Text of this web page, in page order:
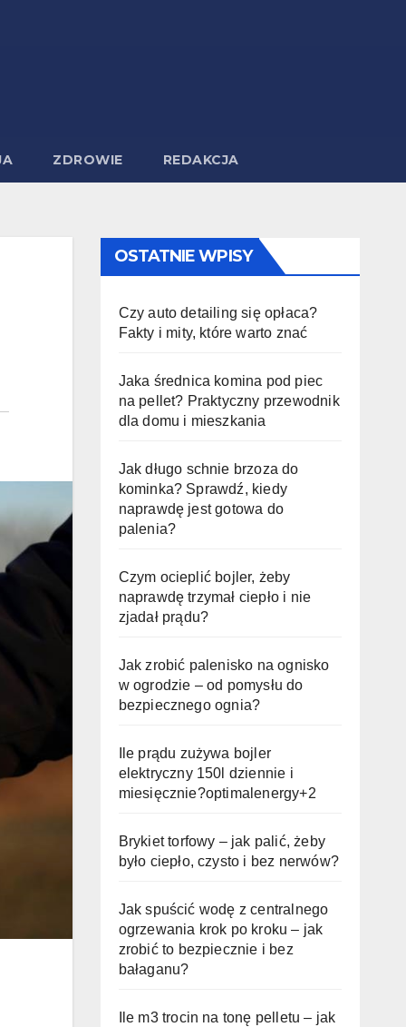
ZDROWIE REDAKCJA
OSTATNIE WPISY
Czy auto detailing się opłaca?
Fakty i mity, które warto znać
Jaka średnica komina pod piec
na pellet? Praktyczny przewodnik
dla domu i mieszkania
Jak długo schnie brzoza do
kominka? Sprawdź, kiedy
naprawdę jest gotowa do
palenia?
Czym ocieplić bojler, żeby
naprawdę trzymał ciepło i nie
zjadał prądu?
Jak zrobić palenisko na ognisko
w ogrodzie – od pomysłu do
bezpiecznego ognia?
Ile prądu zużywa bojler
elektryczny 150l dziennie i
miesięcznie?optimalenergy+2
Brykiet torfowy – jak palić, żeby
było ciepło, czysto i bez nerwów?
Jak spuścić wodę z centralnego
ogrzewania krok po kroku – jak
zrobić to bezpiecznie i bez
bałaganu?
Ile m3 trocin na tonę pelletu – jak